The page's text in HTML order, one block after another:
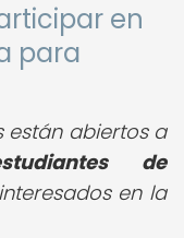
en
para
están abiertos a
de
en la